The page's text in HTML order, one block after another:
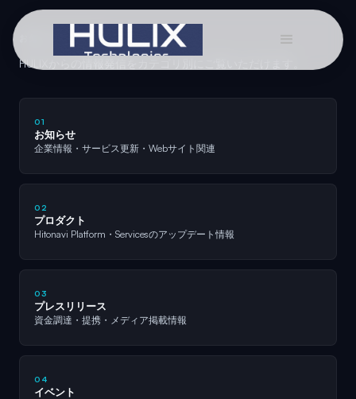
お知らせカテゴリ
HULIXからの情報発信をカテゴリ別にご覧いただけます。
01
お知らせ
企業情報・サービス更新・Webサイト関連
02
プロダクト
Hitonavi Platform・Servicesのアップデート情報
03
プレスリリース
資金調達・提携・メディア掲載情報
04
イベント